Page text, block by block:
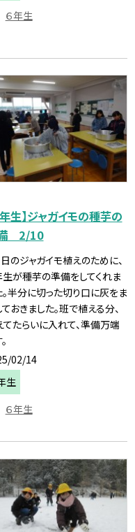
６年生
年生】ジャガイモの種芋の
2/10
日のジャガイモ植えのために、
生が種芋の準備をしてくれま
。半分に切った切り口に灰をま
おきました。班で植える分、
てたらいに入れて、準備万端
02/14
生
６年生